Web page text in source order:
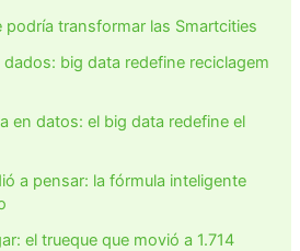
podría transformar las Smartcities
big data redefine reciclagem
en datos: el big data redefine el
a pensar: la fórmula inteligente
el trueque que movió a 1.714